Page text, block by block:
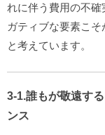
れに伴う費用の不
ガティブな要素こそ
と考えています。
3-1.誰もが敬遠す
ンス